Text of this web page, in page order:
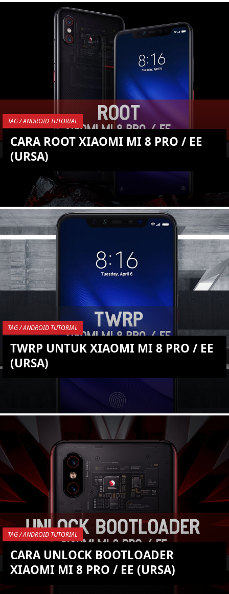
YOU ARE VIEWING MOST
RECENT POST
TAG / ANDROID TUTORIAL
CARA ROOT XIAOMI MI 8 PRO / EE
(URSA)
RECENT POST
TAG / ANDROID TUTORIAL
TWRP UNTUK XIAOMI MI 8 PRO / EE
(URSA)
KEMBALI KE ATAS
YOU ARE VIEWING MOST
RECENT POST
TAG / ANDROID TUTORIAL
CARA UNLOCK BOOTLOADER
XIAOMI MI 8 PRO / EE (URSA)